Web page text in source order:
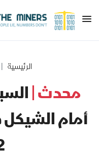
الرئيسية
محدث |
أمام